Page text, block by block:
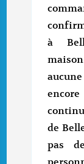
à
de
pas